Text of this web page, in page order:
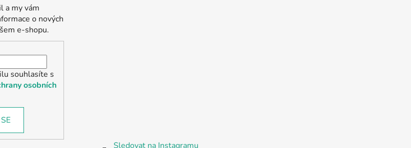
a my vám
o nových
e-shopu.
souhlasíte s
osobních
Sledovat na Instagramu